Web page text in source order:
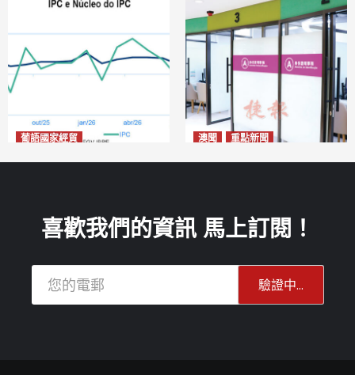
葡語國家經貿 澳聞 重點新聞
2026-08-11
喜歡我們的資訊 馬上訂閱！